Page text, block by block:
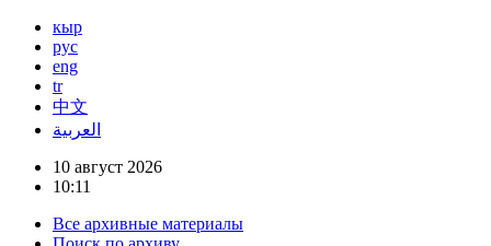
кыр
рус
eng
tr
中文
العربية
10 август 2026
10:11
Все архивные материалы